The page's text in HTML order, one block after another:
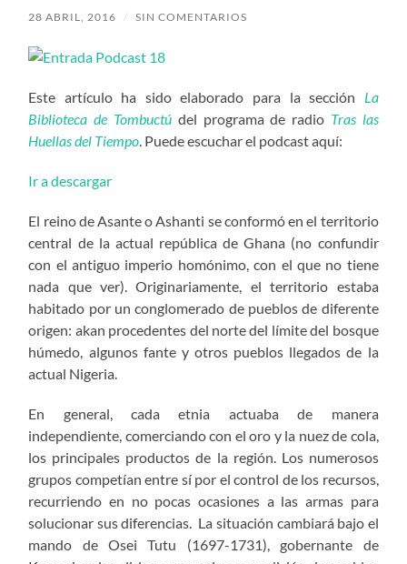
28 ABRIL, 2016 / SIN COMENTARIOS
Este artículo ha sido elaborado para la sección La
Biblioteca de Tombuctúdel programa de radio Tras las
Huellas del Tiempo . Puede escuchar el podcast aquí:
Ir a descargar
El reino de Asante o Ashanti se conformó en el territorio
central de la actual república de Ghana (no confundir
con el antiguo imperio homónimo, con el que no tiene
nada que ver). Originariamente, el territorio estaba
habitado por un conglomerado de pueblos de diferente
origen: akan procedentes del norte del límite del bosque
húmedo, algunos fante y otros pueblos llegados de la
actual Nigeria.
En general, cada etnia actuaba de manera
independiente, comerciando con el oro y la nuez de cola,
los principales productos de la región. Los numerosos
grupos competían entre sí por el control de los recursos,
recurriendo en no pocas ocasiones a las armas para
solucionar sus diferencias. La situación cambiará bajo el
mando de Osei Tutu (1697-1731), gobernante de